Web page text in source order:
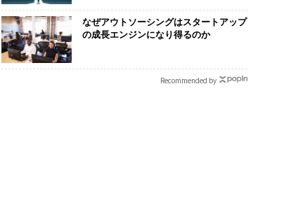
なぜアウトソーシングはスタートアップ
の成長エンジンになり得るのか
Recommended by